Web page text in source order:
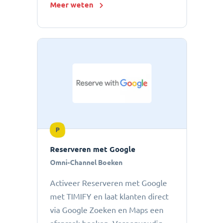
Meer weten
P
Reserveren met Google
Omni-Channel Boeken
Activeer Reserveren met Google
met TIMIFY en laat klanten direct
via Google Zoeken en Maps een